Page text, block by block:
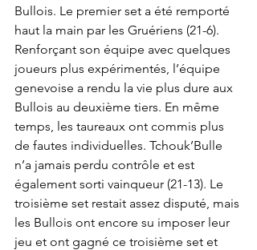
Bullois. Le premier set a été remporté
haut la main par les Gruériens (21-6).
Renforçant son équipe avec quelques
joueurs plus expérimentés, l’équipe
genevoise a rendu la vie plus dure aux
Bullois au deuxième tiers. En même
temps, les taureaux ont commis plus
de fautes individuelles. Tchouk’Bulle
n’a jamais perdu contrôle et est
également sorti vainqueur (21-13). Le
troisième set restait assez disputé, mais
les Bullois ont encore su imposer leur
jeu et ont gagné ce troisième set et